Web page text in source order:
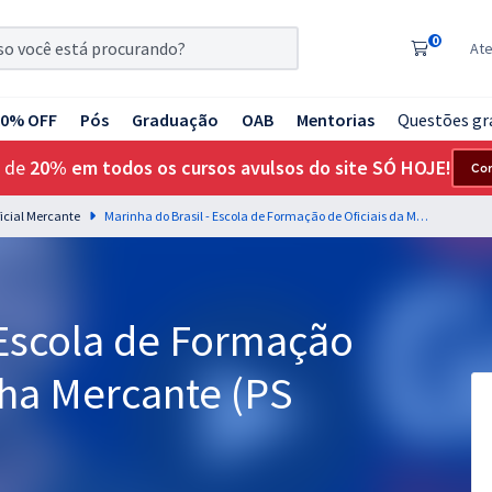
0
OFF Pós Graduação OAB Mentorias Questões
de 20% em todos os cursos avulsos do site SÓ HOJE!
Mercante Marinha do Brasil - Escola de Formação de Oficiais da Marinha Mercante (PS EFOMM)
de Formação
Mercante (PS